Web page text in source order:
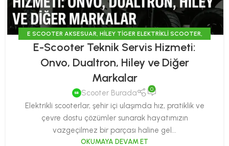
E SCOOTER AKSESUAR, HILEY TIGER ELEKTRIKLI SCOOTER,
ONVO SCOOTER,SCOOTER HAKKINDA
E-Scooter Teknik Servis Hizmeti:
Onvo, Dualtron, Hiley ve Diğer
Markalar
Scooter Burada 0
Elektrikli scooterlar, şehir içi ulaşımda hız, pratiklik ve
çevre dostu çözümler sunarak hayatımızın
vazgeçilmez bir parçası haline gel...
OKUMAYA DEVAM ET